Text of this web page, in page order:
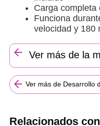
Carga completa
Funciona
velocidad y 180
Ver más de la
Ver más de Desarrollo
Relacionados